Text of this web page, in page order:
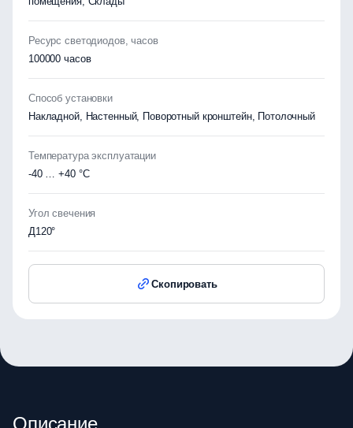
Ресурс светодиодов, часов
100000 часов
Способ установки
Накладной, Настенный, Поворотный кронштейн, Потолочный
Температура эксплуатации
-40 … +40 °C
Угол свечения
Д120°
Скопировать
Описание